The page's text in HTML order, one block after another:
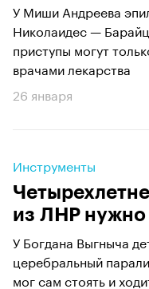
У Миши Андреева
Николаидес —
приступы могут
врачами лекарства
26 января
Инструменты
из ЛНР нужно
У Богдана Выгныча
церебральный
мог сам стоять и